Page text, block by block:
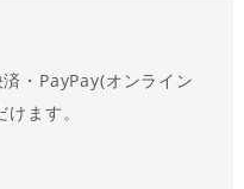
・PayPay(オンライン
ます。